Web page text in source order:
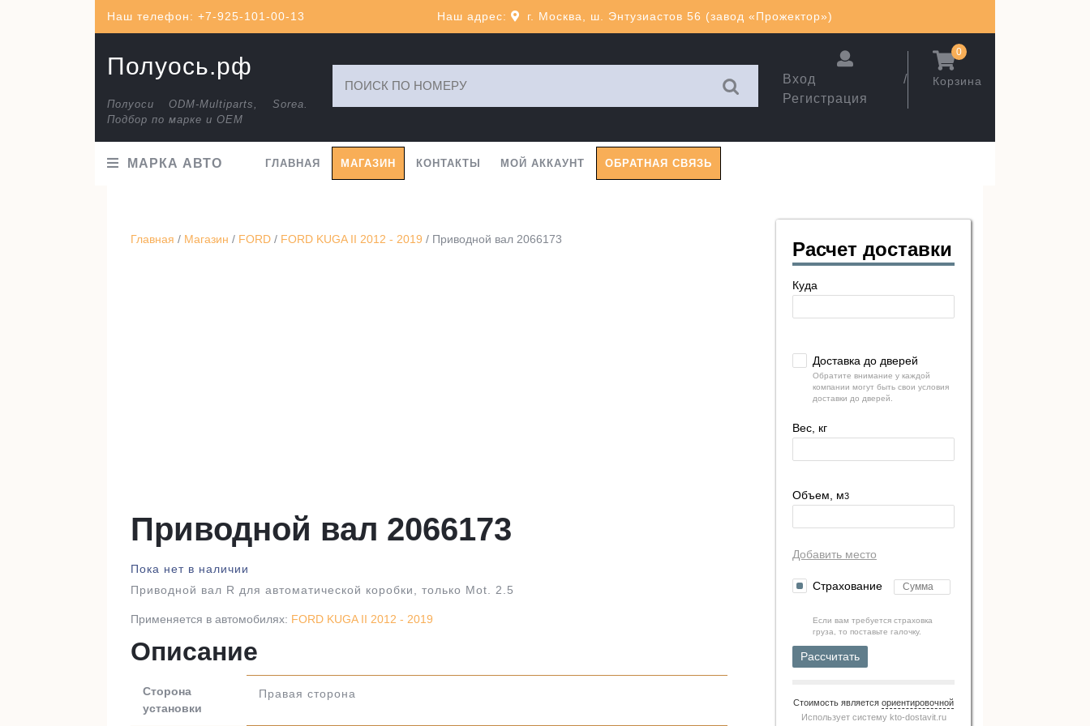
Наш телефон: +7-925-101-00-13 Наш адрес: г. Москва, ш. Энтузиастов 56 (завод «Прожектор»)
Полуось.рф
Полуоси ODM-Multiparts, Sorea.
Подбор по марке и ОЕМ
Вход /
Регистрация
Корзина
0
МАРКА АВТО ГЛАВНАЯ МАГАЗИН КОНТАКТЫ МОЙ АККАУНТ ОБРАТНАЯ СВЯЗЬ
Главная / Магазин / FORD / FORD KUGA II 2012 - 2019 / Приводной вал 2066173
Приводной вал 2066173
Пока нет в наличии
Приводной вал R для автоматической коробки, только Mot. 2.5
Применяется в автомобилях: FORD KUGA II 2012 - 2019
Описание
Сторона
установки
Правая сторона
Расчет доставки
Куда
Доставка до дверей
Обратите внимание у каждой
компании могут быть свои условия
доставки до дверей.
Вес, кг
Объем, м3
Добавить место
Страхование
Если вам требуется страховка
груза, то поставьте галочку.
Рассчитать
Стоимость является ориентировочной
Использует систему kto-dostavit.ru